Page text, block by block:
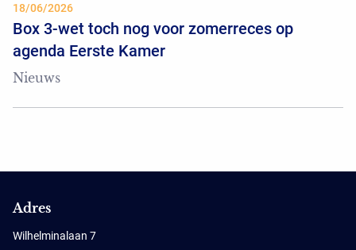
18/06/2026
Box 3-wet toch nog voor zomerreces op
agenda Eerste Kamer
Nieuws
Adres
Wilhelminalaan 7